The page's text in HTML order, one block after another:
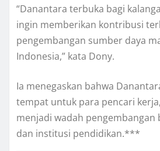
“Danantara terbuka bagi
ingin memberikan kontribusi
pengembangan sumber daya
Indonesia,” kata Dony.
Ia menegaskan bahwa
tempat untuk para pencari
menjadi wadah pengembangan
dan institusi pendidikan.***